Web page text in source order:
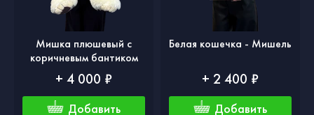
Мишка плюшевый с
коричневым бантиком
+ 4 000 ₽
Добавить
Белая кошечка - Мишель
+ 2 400 ₽
Добавить